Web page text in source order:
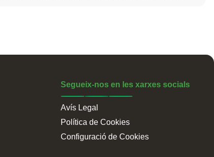
Segueix-nos en les xarxes socials
Avís Legal
Política de Cookies
Configuració de Cookies